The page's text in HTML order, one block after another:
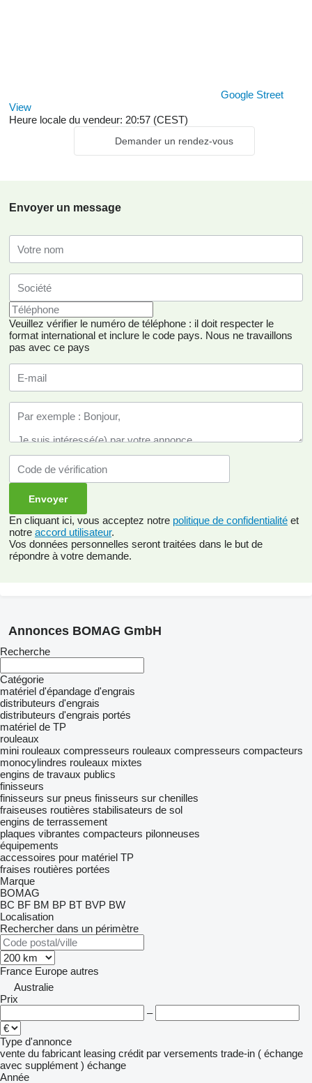
Google Street
View
Heure locale du vendeur: 20:57 (CEST)
Demander un rendez-vous
Envoyer un message
Veuillez vérifier le numéro de téléphone : il doit respecter le
format international et inclure le code pays. Nous ne travaillons
pas avec ce pays
En cliquant ici, vous acceptez notre politique de confidentialité et
notre accord utilisateur.
Vos données personnelles seront traitées dans le but de
répondre à votre demande.
Annonces BOMAG GmbH
Recherche
Catégorie
matériel d'épandage d'engrais
distributeurs d'engrais
distributeurs d'engrais portés
matériel de TP
rouleaux
mini rouleaux compresseurs rouleaux compresseurs compacteurs
monocylindres rouleaux mixtes
engins de travaux publics
finisseurs
finisseurs sur pneus finisseurs sur chenilles
fraiseuses routières stabilisateurs de sol
engins de terrassement
plaques vibrantes compacteurs pilonneuses
équipements
accessoires pour matériel TP
fraises routières portées
Marque
BOMAG
BC BF BM BP BT BVP BW
Localisation
Rechercher dans un périmètre
France Europe autres
Australie
Prix
–
Type d'annonce
vente du fabricant leasing crédit par versements trade-in ( échange
avec supplément ) échange
Année